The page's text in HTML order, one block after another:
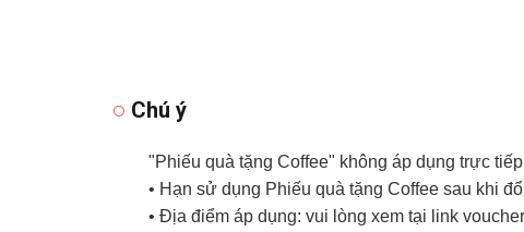
Chú ý
"Phiếu quà tặng Coffee" không áp dụng trực
• Hạn sử dụng Phiếu quà tặng Coffee sau khi
• Địa điểm áp dụng: vui lòng xem tại link